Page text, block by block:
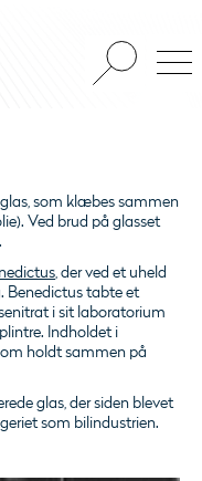
som klæbes sammen
Ved brud på glasset
, der ved et uheld
Benedictus tabte et
i sit laboratorium
Indholdet i
holdt sammen på
glas, der siden blevet
som bilindustrien.